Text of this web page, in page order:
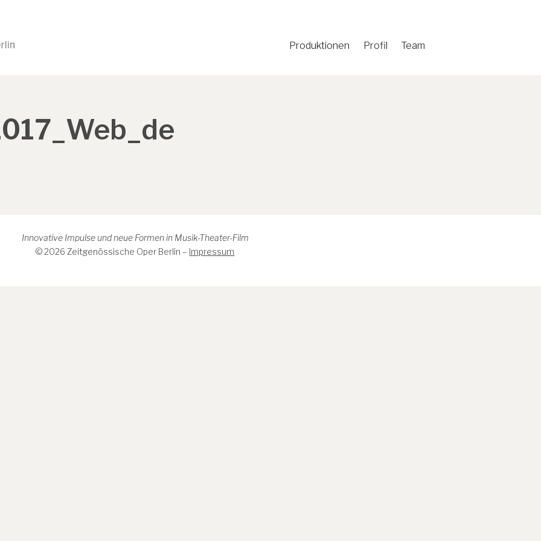
Produktionen Profil Team
Innovative Impulse und neue Formen in Musik-Theater-Film
© 2026 Zeitgenössische Oper Berlin – Impressum